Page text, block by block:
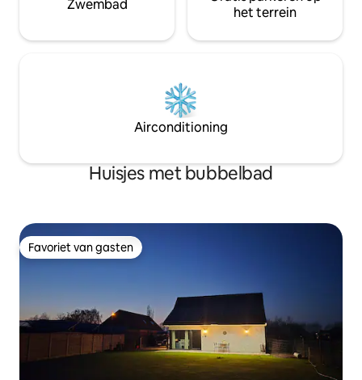
Zwembad
het terrein
Airconditioning
Huisjes met bubbelbad
Favoriet van gasten
Favoriet van gasten